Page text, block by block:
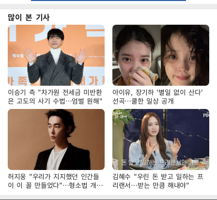
많이 본 기사
이승기 측 "차가원 전세금 미반환
은 고도의 사기 수법…엄벌 원해"
아이유, 장기하 '별일 없이 산다'
선곡…쿨한 일상 공개
허지웅 "우리가 지지했던 인간들
이 이 꼴 만들었다"…형소법 개정
에 격한 반응
김혜수 "우린 돈 받고 일하는 프
리랜서…받는 만큼 해내야"